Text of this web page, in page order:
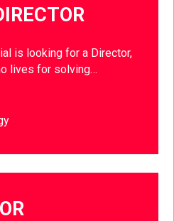
is looking for a Director,
lives for solving…